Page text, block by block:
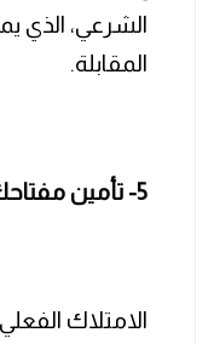
الشرعي، الذي
المقابلة.
5- تأمين مفتاحك الخاص للبيتكوين
الامتلاك الفعلي